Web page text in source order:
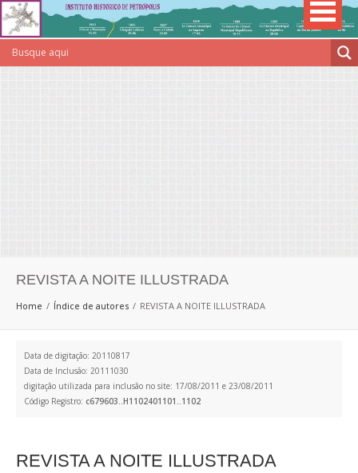
REVISTA A NOITE ILLUSTRADA
Home Índice de autores REVISTA A NOITE ILLUSTRADA
Data de digitação: 20110817
Data de Inclusão: 20111030
digitação utilizada para inclusão no site: 17/08/2011 e 23/08/2011
Código Registro: c679603..H1102401101..1102
REVISTA A NOITE ILLUSTRADA